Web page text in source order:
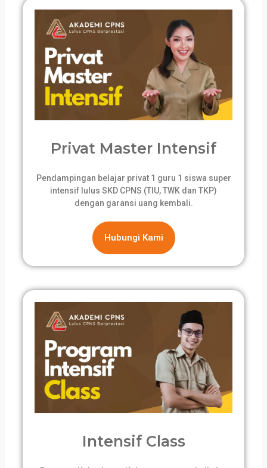
Privat Master Intensif
Pendampingan belajar privat 1 guru 1 siswa super
intensif lulus SKD CPNS (TIU, TWK dan TKP)
dengan garansi uang kembali.
Hubungi Kami
Intensif Class